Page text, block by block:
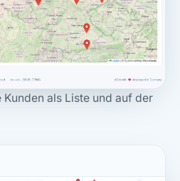
als Liste und auf der